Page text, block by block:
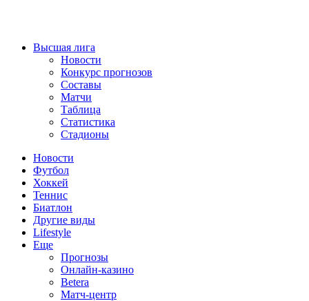
Высшая лига
Новости
Конкурс прогнозов
Составы
Матчи
Таблица
Статистика
Стадионы
Новости
Футбол
Хоккей
Теннис
Биатлон
Другие виды
Lifestyle
Еще
Прогнозы
Онлайн-казино
Betera
Матч-центр